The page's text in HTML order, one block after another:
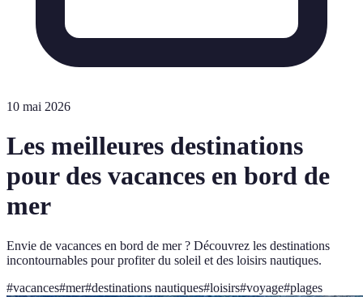
10 mai 2026
Les meilleures destinations
pour des vacances en bord de
mer
Envie de vacances en bord de mer ? Découvrez les destinations
incontournables pour profiter du soleil et des loisirs nautiques.
#vacances#mer#destinations nautiques#loisirs#voyage#plages